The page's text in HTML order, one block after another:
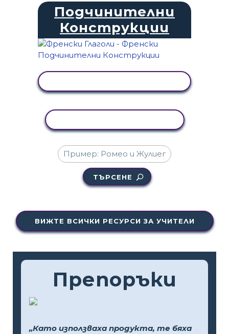
Подчинителни
Конструкции
ТЪРСЕНЕ
ВИЖТЕ ВСИЧКИ РЕСУРСИ ЗА УЧИТЕЛИ
Препоръки
„Като използваха продукта, те бяха